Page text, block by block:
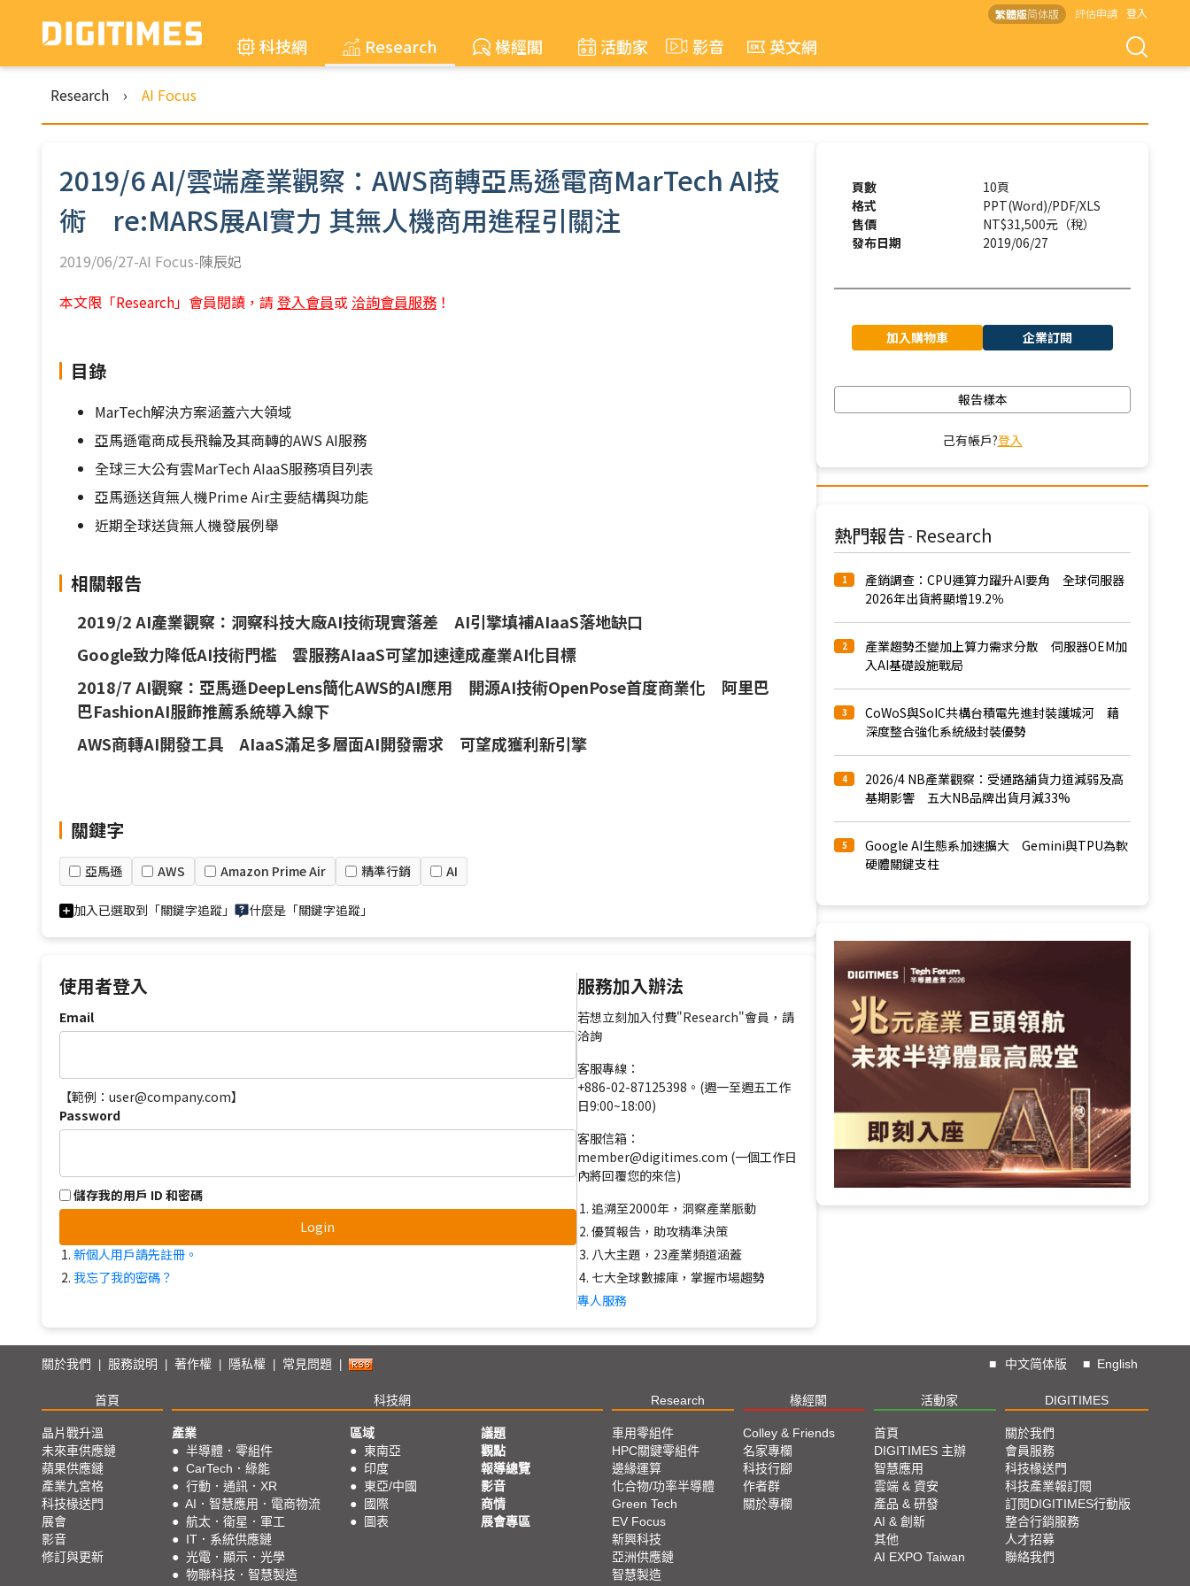
繁體版简体版 評估申請 登入
科技網 Research 椽經閣 活動家 影音 英文網
Research › AI Focus
2019/6 AI/雲端產業觀察：AWS商轉亞馬遜電商MarTech AI技
術 re:MARS展AI實力 其無人機商用進程引關注
2019/06/27-AI Focus-陳辰妃
本文限「Research」會員閱讀，請 登入會員或 洽詢會員服務 ！
目錄
MarTech解決方案涵蓋六大領域
亞馬遜電商成長飛輪及其商轉的AWS AI服務
全球三大公有雲MarTech AIaaS服務項目列表
亞馬遜送貨無人機Prime Air主要結構與功能
近期全球送貨無人機發展例舉
相關報告
2019/2 AI產業觀察：洞察科技大廠AI技術現實落差 AI引擎填補AIaaS落地缺口
Google致力降低AI技術門檻 雲服務AIaaS可望加速達成產業AI化目標
2018/7 AI觀察：亞馬遜DeepLens簡化AWS的AI應用 開源AI技術OpenPose首度商業化 阿里巴
巴FashionAI服飾推薦系統導入線下
AWS商轉AI開發工具 AIaaS滿足多層面AI開發需求 可望成獲利新引擎
關鍵字
亞馬遜 AWS Amazon Prime Air 精準行銷 AI
加入已選取到「關鍵字追蹤」 什麼是「關鍵字追蹤」
使用者登入
Email
【範例：user@company.com】
Password
儲存我的用戶 ID 和密碼
Login
新個人用戶請先註冊。
我忘了我的密碼？
服務加入辦法
若想立刻加入付費"Research"會員，請
洽詢
客服專線：
+886-02-87125398。(週一至週五工作
日9:00~18:00)
客服信箱：
member@digitimes.com (一個工作日
內將回覆您的來信)
追溯至2000年，洞察產業脈動
優質報告，助攻精準決策
八大主題，23產業頻道涵蓋
七大全球數據庫，掌握市場趨勢
專人服務
頁數
10頁
格式
PPT(Word)/PDF/XLS
售價
NT$31,500元（稅）
發布日期
2019/06/27
加入購物車 企業訂閱
報告樣本
己有帳戶?登入
熱門報告 - Research
1
產銷調查：CPU運算力躍升AI要角 全球伺服器
2026年出貨將顯增19.2％
2
產業趨勢丕變加上算力需求分散 伺服器OEM加
入AI基礎設施戰局
3
CoWoS與SoIC共構台積電先進封裝護城河 藉
深度整合強化系統級封裝優勢
4
2026/4 NB產業觀察：受通路舖貨力道減弱及高
基期影響 五大NB品牌出貨月減33%
5
Google AI生態系加速擴大 Gemini與TPU為軟
硬體關鍵支柱
關於我們 服務說明 著作權 隱私權 常見問題 ■ 中文简体版 ■ English
首頁 科技網 Research 椽經閣 活動家 DIGITIMES
晶片戰升溫
未來車供應鏈
蘋果供應鏈
產業九宮格
科技椽送門
展會
影音
修訂與更新
產業
● 半導體．零組件
● CarTech．綠能
● 行動．通訊．XR
● AI．智慧應用．電商物流
● 航太．衛星．軍工
● IT．系統供應鏈
● 光電．顯示．光學
● 物聯科技．智慧製造
區域
● 東南亞
● 印度
● 東亞/中國
●
國際
●
圖表
議題
觀點
報導總覽
影音
商情
展會專區
車用零組件
HPC關鍵零組件
邊緣運算
化合物/功率半導體
Green Tech
EV Focus
新興科技
亞洲供應鏈
智慧製造
Colley & Friends
名家專欄
科技行腳
作者群
關於專欄
首頁
DIGITIMES 主辦
智慧應用
雲端 & 資安
產品 & 研發
AI & 創新
其他
AI EXPO Taiwan
關於我們
會員服務
科技椽送門
科技產業報訂閱
訂閱DIGITIMES行動版
整合行銷服務
人才招募
聯絡我們